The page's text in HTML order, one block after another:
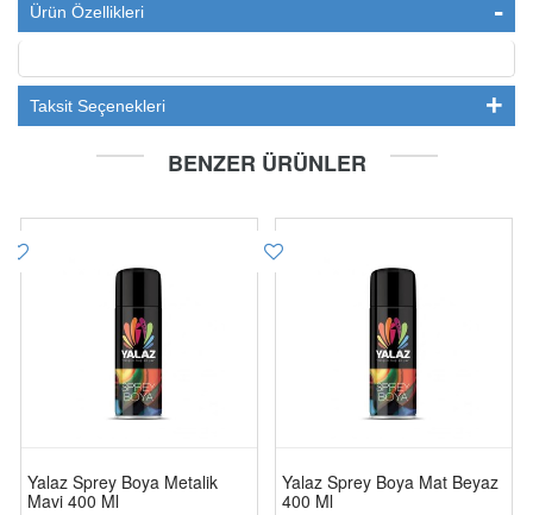
Ürün Özellikleri
Taksit Seçenekleri
BENZER ÜRÜNLER
Yalaz Sprey Boya Metalik
Mavi 400 Ml
Yalaz Sprey Boya Mat Beyaz
400 Ml